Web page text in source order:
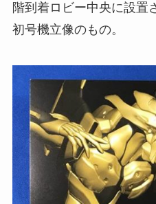
階到着ロビー中央に設置
初号機立像のもの。